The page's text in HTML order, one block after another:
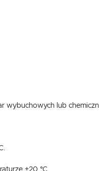
wybuchowych lub
+20 °C.